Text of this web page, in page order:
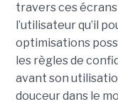
travers ces
l’utilisateur qu’il
optimisations
les règles de
avant son
douceur dans le